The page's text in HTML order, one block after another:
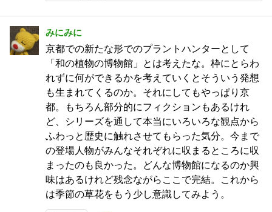
みにみに
京都での新たな形でのプラントハンターとして
「和の植物の博物館」とは考えたな。枠にとらわ
れずに何ができるかを考えていくとそういう発想
も生まれてくるのか。それにしてもやっぱり京
都。もちろん部分的にフィクションもあるけれ
ど、シリーズを通して本当にいろいろな観点から
ふわっと歴史に触れさせてもらった気分。今まで
の登場人物がみんなそれぞれに収まるところに収
まったのも良かった。どんな博物館になるのか興
味はあるけれど残念ながらここで完結。これから
は季節の草花をもう少し意識してみよう。